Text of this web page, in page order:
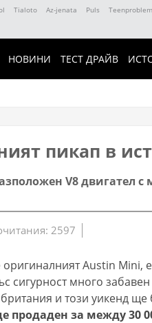
Tialoto Az-jenata Puls Teenproblem
НОВИНИ ТЕСТ ДРАЙВ
пикап в
V8 двигател с
2597
Austin Mini, е
сигурност много
и този уикенд
продаден за между 30